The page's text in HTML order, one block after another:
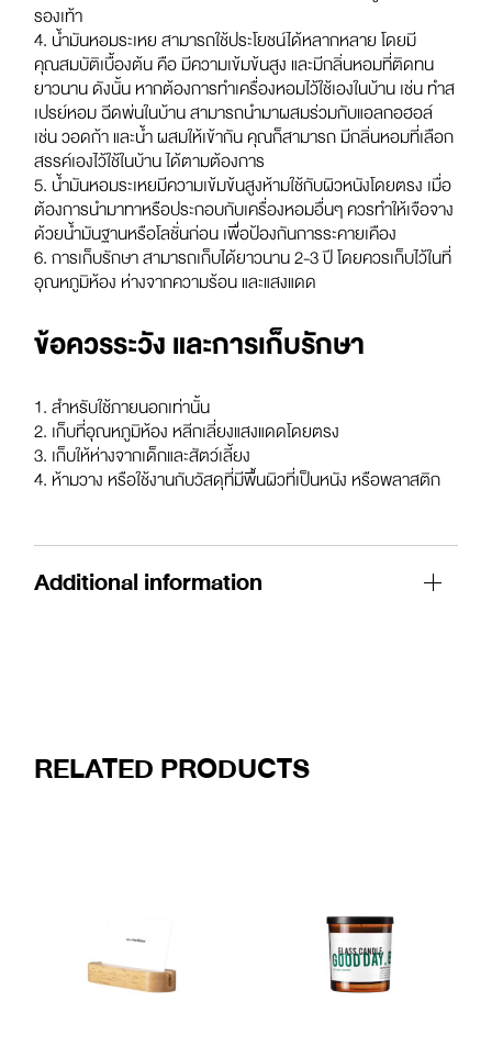
รองเท้า
4. น้ำมันหอมระเหย สามารถใช้ประโยชน์ได้หลากหลาย โดยมี
คุณสมบัติเบื้องต้น คือ มีความเข้มข้นสูง และมีกลิ่นหอมที่ติดทน
ยาวนาน ดังนั้น หากต้องการทำเครื่องหอมไว้ใช้เองในบ้าน เช่น ทำส
เปรย์หอม ฉีดพ่นในบ้าน สามารถนำมาผสมร่วมกับแอลกอฮอล์
เช่น วอดก้า และน้ำ ผสมให้เข้ากัน คุณก็สามารถ มีกลิ่นหอมที่เลือก
สรรค์เองไว้ใช้ในบ้าน ได้ตามต้องการ
5. น้ำมันหอมระเหยมีความเข้มข้นสูงห้ามใช้กับผิวหนังโดยตรง เมื่อ
ต้องการนำมาทาหรือประกอบกับเครื่องหอมอื่นๆ ควรทำให้เจือจาง
ด้วยน้ำมันฐานหรือโลชั่นก่อน เพื่อป้องกันการระคายเคือง
6. การเก็บรักษา สามารถเก็บได้ยาวนาน 2-3 ปี โดยควรเก็บไว้ในที่
อุณหภูมิห้อง ห่างจากความร้อน และแสงแดด
ข้อควรระวัง และการเก็บรักษา
1. สำหรับใช้ภายนอกเท่านั้น
2. เก็บที่อุณหภูมิห้อง หลีกเลี่ยงแสงแดดโดยตรง
3. เก็บให้ห่างจากเด็กและสัตว์เลี้ยง
4. ห้ามวาง หรือใช้งานกับวัสดุที่มีพื้นผิวที่เป็นหนัง หรือพลาสติก
Additional information
RELATED PRODUCTS